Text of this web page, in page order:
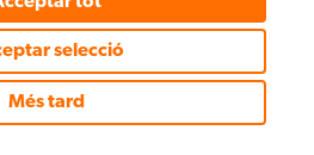
selecció
Més tard